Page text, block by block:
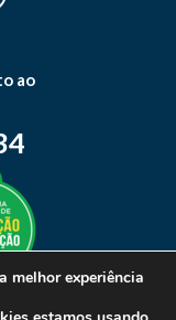
ao
melhor experiência